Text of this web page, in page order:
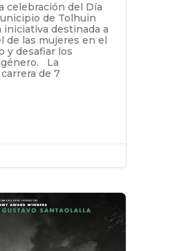
celebración del Día
de Tolhuin
iniciativa destinada a
de las mujeres en el
y desafiar los
La
de 7